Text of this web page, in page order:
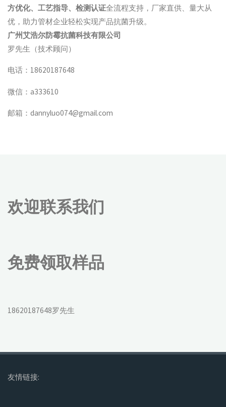
方优化、工艺指导、检测认证全流程支持，厂家直供、量大从
优，助力管材企业轻松实现产品抗菌升级。
广州艾浩尔防霉抗菌科技有限公司
罗先生（技术顾问）
电话：18620187648
微信：a333610
邮箱：dannyluo074@gmail.com
欢迎联系我们
免费领取样品
18620187648罗先生
友情链接: